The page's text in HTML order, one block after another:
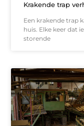
Krakende trap
Een krakende trap
huis. Elke keer dat
storende